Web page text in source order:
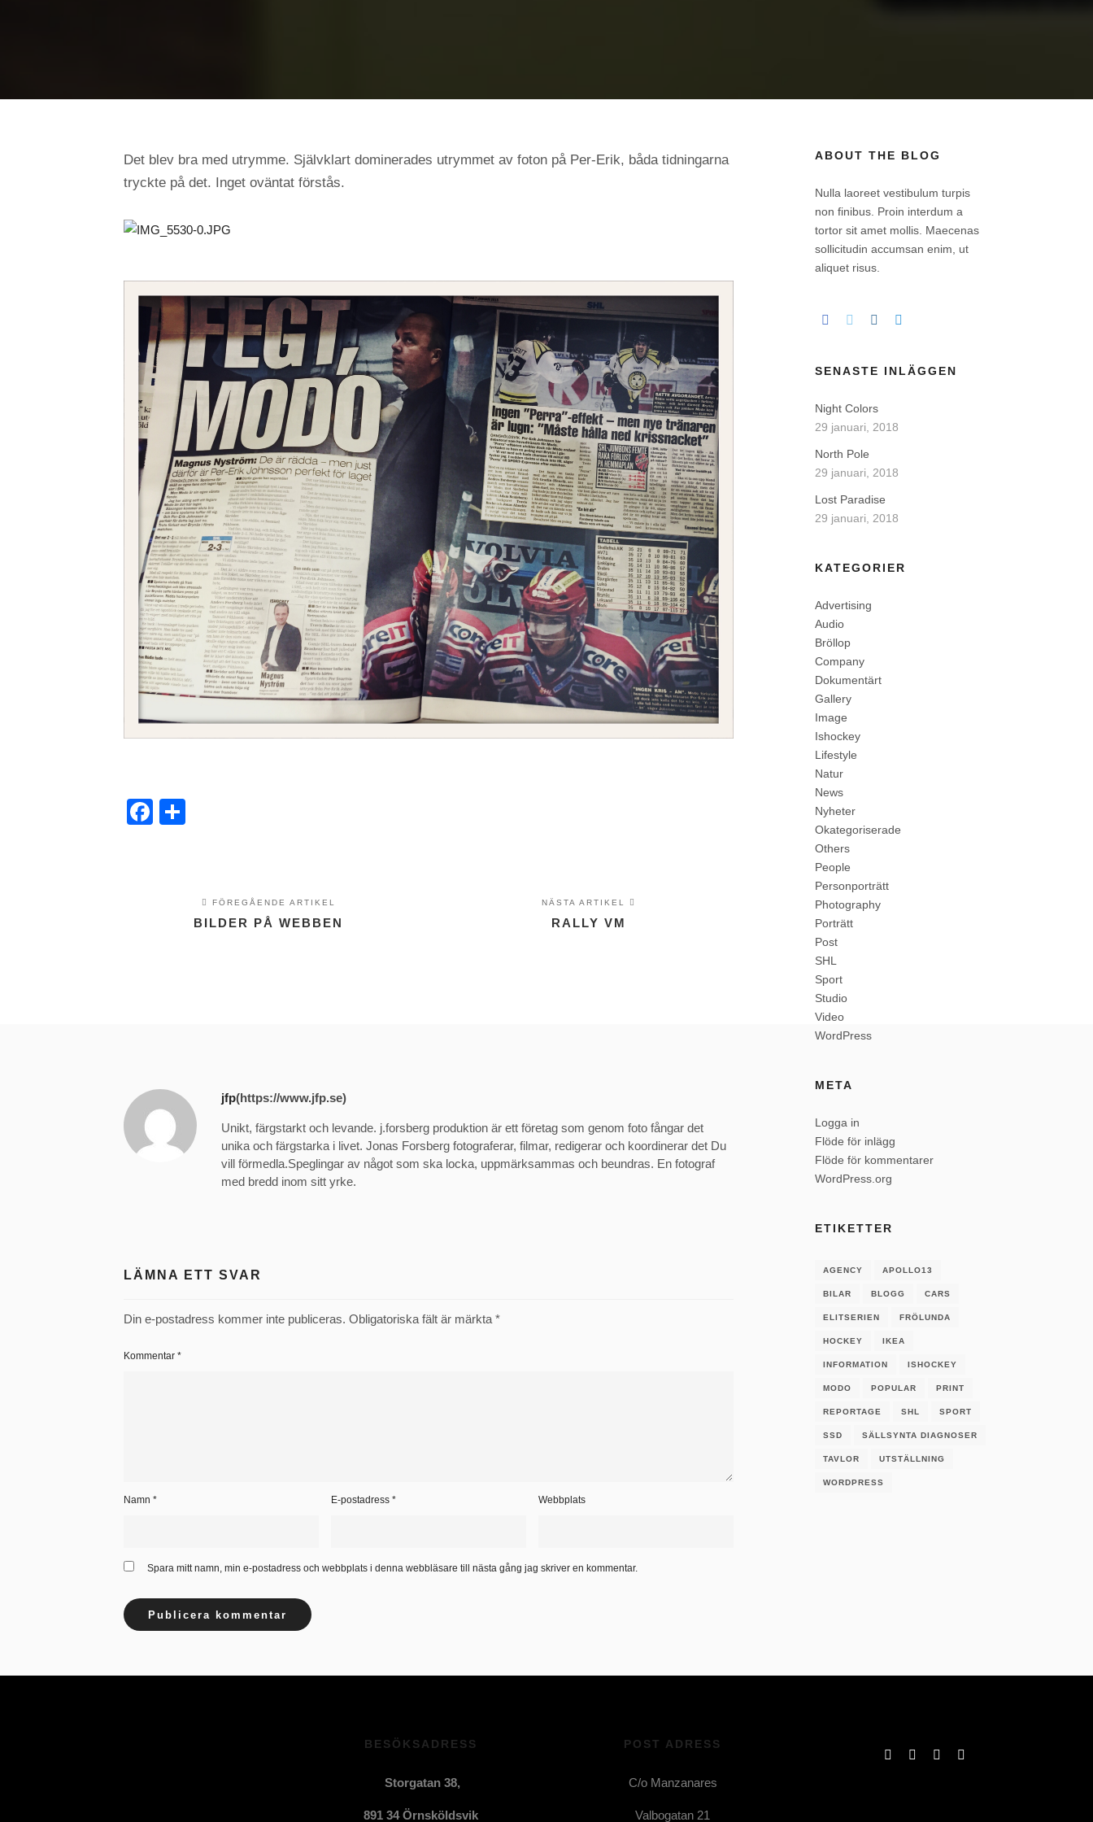
Det blev bra med utrymme. Självklart dominerades utrymmet av foton på Per-Erik, båda tidningarna
tryckte på det. Inget oväntat förstås.
Facebook
FÖREGÅENDE ARTIKEL
BILDER PÅ WEBBEN
NÄSTA ARTIKEL
RALLY VM
jfp(https://www.jfp.se)
Unikt, färgstarkt och levande. j.forsberg produktion är ett företag som genom foto fångar det
unika och färgstarka i livet. Jonas Forsberg fotograferar, filmar, redigerar och koordinerar det Du
vill förmedla.Speglingar av något som ska locka, uppmärksammas och beundras. En fotograf
med bredd inom sitt yrke.
LÄMNA ETT SVAR
Din e-postadress kommer inte publiceras. Obligatoriska fält är märkta *
Kommentar *
Namn * E-postadress * Webbplats
Spara mitt namn, min e-postadress och webbplats i denna webbläsare till nästa gång jag skriver en kommentar.
ABOUT THE BLOG
Nulla laoreet vestibulum turpis
non finibus. Proin interdum a
tortor sit amet mollis. Maecenas
sollicitudin accumsan enim, ut
aliquet risus.
SENASTE INLÄGGEN
Night Colors
29 januari, 2018
North Pole
29 januari, 2018
Lost Paradise
29 januari, 2018
KATEGORIER
Advertising
Audio
Bröllop
Company
Dokumentärt
Gallery
Image
Ishockey
Lifestyle
Natur
News
Nyheter
Okategoriserade
Others
People
Personporträtt
Photography
Porträtt
Post
SHL
Sport
Studio
Video
WordPress
META
Logga in
Flöde för inlägg
Flöde för kommentarer
WordPress.org
ETIKETTER
AGENCY APOLLO13
BILAR BLOGG CARS
ELITSERIEN FRÖLUNDA
HOCKEY IKEA
INFORMATION ISHOCKEY
MODO POPULAR PRINT
REPORTAGE SHL SPORT
SSD SÄLLSYNTA DIAGNOSER
TAVLOR UTSTÄLLNING
WORDPRESS
BESÖKSADRESS
Storgatan 38,
891 34 Örnsköldsvik
POST ADRESS
C/o Manzanares
Valbogatan 21